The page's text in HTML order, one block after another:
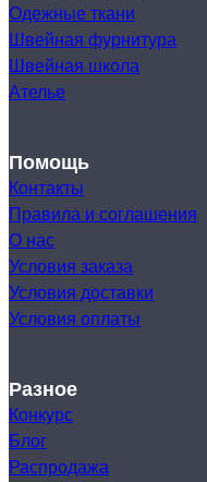
Одежные ткани
Швейная фурнитура
Швейная школа
Ателье
Помощь
Контакты
Правила и соглашения
О нас
Условия заказа
Условия доставки
Условия оплаты
Разное
Конкурс
Блог
Распродажа